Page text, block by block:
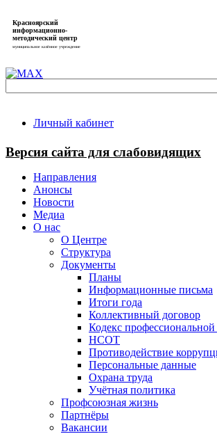
Красноярский
информационно-
методический центр
муниципальное казённое учреждение
Личный кабинет
Версия сайта для слабовидящих
Направления
Анонсы
Новости
Медиа
О нас
О Центре
Структура
Документы
Планы
Информационные письма
Итоги года
Коллективный договор
Кодекс профессиональной
НСОТ
Противодействие
Персональные данные
Охрана труда
Учётная политика
Профсоюзная жизнь
Партнёры
Вакансии